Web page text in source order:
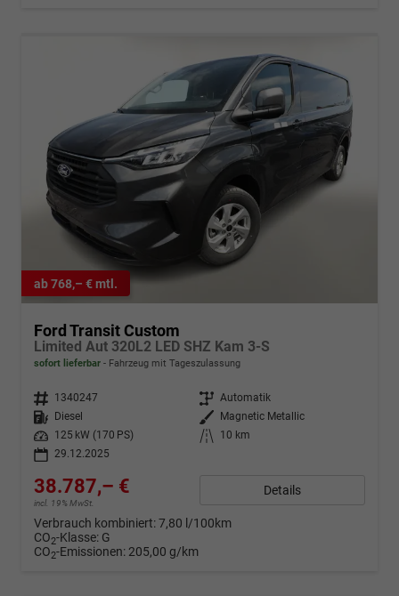
ab 768,– € mtl.
Ford Transit Custom
Limited Aut 320L2 LED SHZ Kam 3-S
sofort lieferbar Fahrzeug mit Tageszulassung
Fahrzeugnr. 1340247 Getriebe Automatik
Kraftstoff
Diesel Außenfarbe
Magnetic Metallic
Leistung
125 kW (170 PS) Kilometerstand
10 km
29.12.2025
38.787,– €
incl. 19% MwSt.
Details
Verbrauch kombiniert:7,80 l/100km
CO2-Klasse: G
CO2-Emissionen: 205,00 g/km